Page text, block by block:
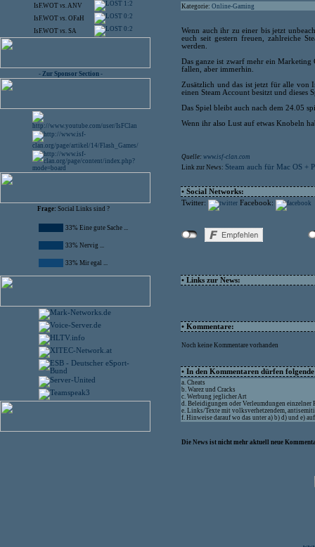
IsF.WOT vs.ANV 1:2
IsF.WOT vs. OFaH 0:2
IsF.WOT vs. SA 0:2
- Zur Sponsor Section -
Frage: Social Links sind ?
33% Eine gute Sache ...
33% Nervig ...
33% Mir egal ...
Kategorie: Online-Gaming
Wenn auch ihr zu einer bis jetzt
euch seit gestern freuen, zahlreiche
werden.
Das ganze ist zwarf mehr ein
fallen, aber immerhin.
Zusätzlich und das ist jetzt für alle von
einen Steam Account besitzt und dieses
Das Spiel bleibt auch nach dem 24.05
Wenn ihr also Lust auf etwas Knobeln
Quelle: www.isf-clan.com
Link zur News: Steam auch für Mac OS +
• Social Networks:
Twitter:
Facebook:
• Links zur News:
• Kommentare:
Noch keine Kommentare vorhanden
• In den Kommentaren dürfen
a. Cheats
b. Warez und Cracks
c. Werbung jeglicher Art
d. Beleidigungen oder Verleumdungen einzelner
e. Links/Texte mit volksverhetzendem,
f. Hinweise darauf wo das unter a) b) d) und e)
Die News ist nicht mehr aktuell neue